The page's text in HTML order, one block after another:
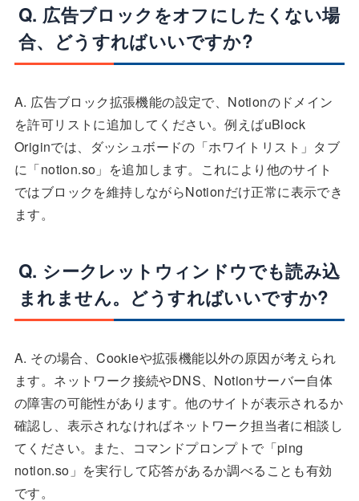
Q. 広告ブロックをオフにしたくない場
合、どうすればいいですか?
A. 広告ブロック拡張機能の設定で、Notionのドメイン
を許可リストに追加してください。例えばuBlock
Originでは、ダッシュボードの「ホワイトリスト」タブ
に「notion.so」を追加します。これにより他のサイト
ではブロックを維持しながらNotionだけ正常に表示でき
ます。
Q. シークレットウィンドウでも読み込
まれません。どうすればいいですか?
A. その場合、Cookieや拡張機能以外の原因が考えられ
ます。ネットワーク接続やDNS、Notionサーバー自体
の障害の可能性があります。他のサイトが表示されるか
確認し、表示されなければネットワーク担当者に相談し
てください。また、コマンドプロンプトで「ping
notion.so」を実行して応答があるか調べることも有効
です。